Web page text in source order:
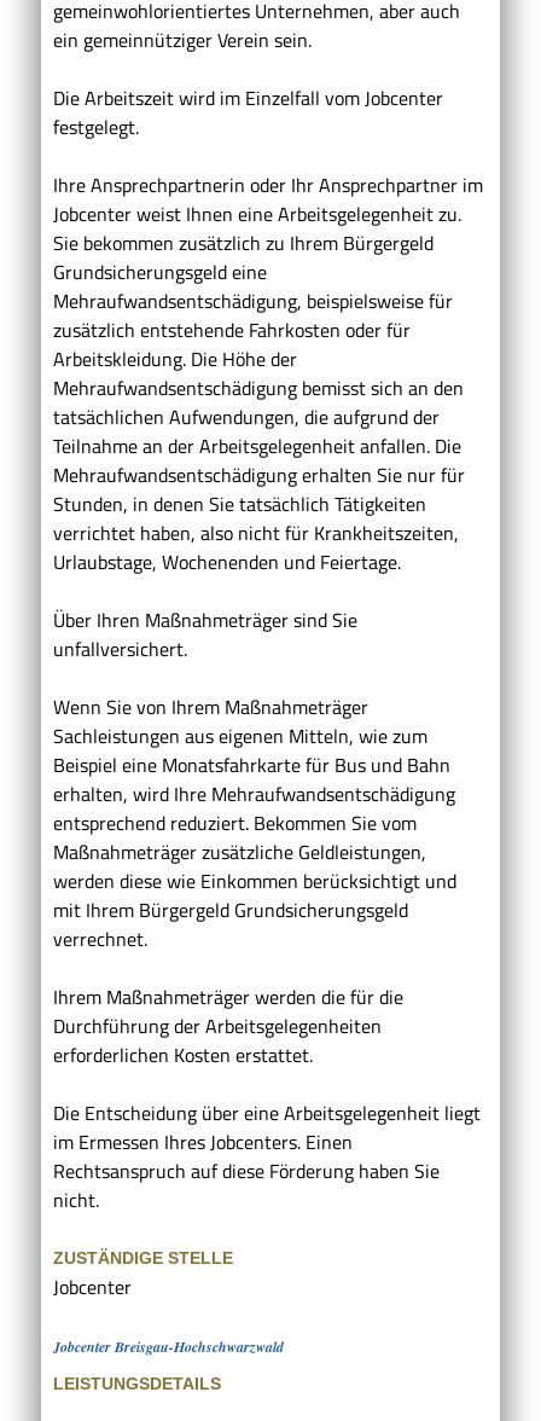
gemeinwohlorientiertes Unternehmen, aber auch
ein gemeinnütziger Verein sein.
Die Arbeitszeit wird im Einzelfall vom Jobcenter
festgelegt.
Ihre Ansprechpartnerin oder Ihr Ansprechpartner im
Jobcenter weist Ihnen eine Arbeitsgelegenheit zu.
Sie bekommen zusätzlich zu Ihrem Bürgergeld
Grundsicherungsgeldeine
Mehraufwandsentschädigung, beispielsweise für
zusätzlich entstehende Fahrkosten oder für
Arbeitskleidung. Die Höhe der
Mehraufwandsentschädigung bemisst sich an den
tatsächlichen Aufwendungen, die aufgrund der
Teilnahme an der Arbeitsgelegenheit anfallen. Die
Mehraufwandsentschädigung erhalten Sie nur für
Stunden, in denen Sie tatsächlich Tätigkeiten
verrichtet haben, also nicht für Krankheitszeiten,
Urlaubstage, Wochenenden und Feiertage.
Über Ihren Maßnahmeträger sind Sie
unfallversichert.
Wenn Sie von Ihrem Maßnahmeträger
Sachleistungen aus eigenen Mitteln, wie zum
Beispiel eine Monatsfahrkarte für Bus und Bahn
erhalten, wird Ihre Mehraufwandsentschädigung
entsprechend reduziert. Bekommen Sie vom
Maßnahmeträger zusätzliche Geldleistungen,
werden diese wie Einkommen berücksichtigt und
mit Ihrem Bürgergeld Grundsicherungsgeld
verrechnet.
Ihrem Maßnahmeträger werden die für die
Durchführung der Arbeitsgelegenheiten
erforderlichen Kosten erstattet.
Die Entscheidung über eine Arbeitsgelegenheit liegt
im Ermessen Ihres Jobcenters. Einen
Rechtsanspruch auf diese Förderung haben Sie
nicht.
ZUSTÄNDIGE STELLE
Jobcenter
Jobcenter Breisgau-Hochschwarzwald
LEISTUNGSDETAILS